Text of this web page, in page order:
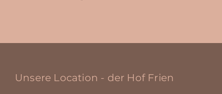
Unsere Location - der Hof Frien